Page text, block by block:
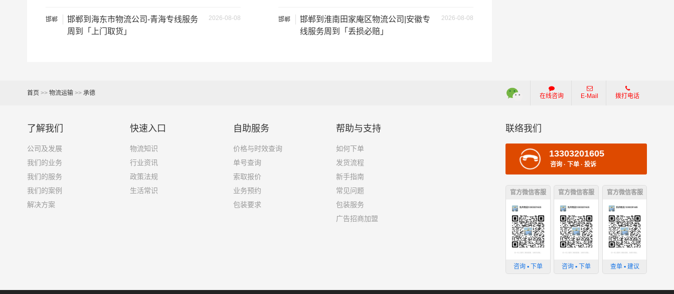
5.2米货车 8吨
其他货主物流经验分享
已发过承德到大兴安岭物流专线的货主告诉大家如果你选择了一家不靠谱的物流公司，可能会面临以下风险和损失：
邯郸 2026-08-08
邯郸到海东市物流公司-青海专线服务
周到「上门取货」
邯郸 2026-08-08
邯郸到淮南田家庵区物流公司|安徽专
线服务周到「丢损必赔」
首页 >> 物流运输>> 承德 在线咨询 E-Mail 拨打电话
了解我们
公司及发展
我们的业务
我们的服务
我们的案例
解决方案
快速入口
物流知识
行业资讯
政策法规
生活常识
自助服务
价格与时效查询
单号查询
索取报价
业务预约
包装要求
帮助与支持
如何下单
发货流程
新手指南
常见问题
包装服务
广告招商加盟
联络我们
13303201605
咨询 · 下单 · 投诉
官方微信客服
咨询 ▪ 下单
官方微信客服
咨询 ▪ 下单
官方微信客服
查单 ▪ 建议